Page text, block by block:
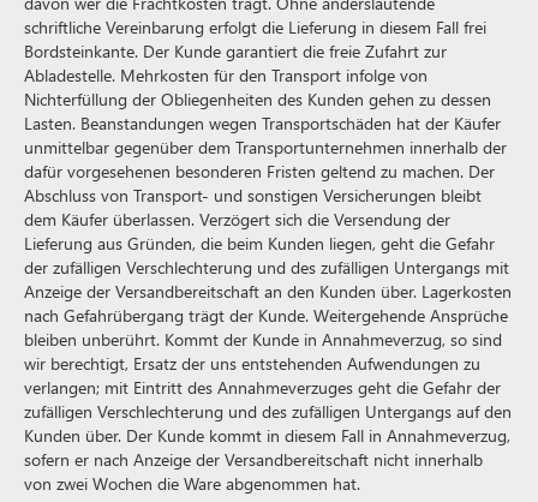
schriftliche Vereinbarung erfolgt die Lieferung in diesem Fall frei
Bordsteinkante. Der Kunde garantiert die freie Zufahrt zur
Abladestelle. Mehrkosten für den Transport infolge von
Nichterfüllung der Obliegenheiten des Kunden gehen zu dessen
Lasten. Beanstandungen wegen Transportschäden hat der Käufer
unmittelbar gegenüber dem Transportunternehmen innerhalb der
dafür vorgesehenen besonderen Fristen geltend zu machen. Der
Abschluss von Transport- und sonstigen Versicherungen bleibt
dem Käufer überlassen. Verzögert sich die Versendung der
Lieferung aus Gründen, die beim Kunden liegen, geht die Gefahr
der zufälligen Verschlechterung und des zufälligen Untergangs mit
Anzeige der Versandbereitschaft an den Kunden über. Lagerkosten
nach Gefahrübergang trägt der Kunde. Weitergehende Ansprüche
bleiben unberührt. Kommt der Kunde in Annahmeverzug, so sind
wir berechtigt, Ersatz der uns entstehenden Aufwendungen zu
verlangen; mit Eintritt des Annahmeverzuges geht die Gefahr der
zufälligen Verschlechterung und des zufälligen Untergangs auf den
Kunden über. Der Kunde kommt in diesem Fall in Annahmeverzug,
sofern er nach Anzeige der Versandbereitschaft nicht innerhalb
von zwei Wochen die Ware abgenommen hat.